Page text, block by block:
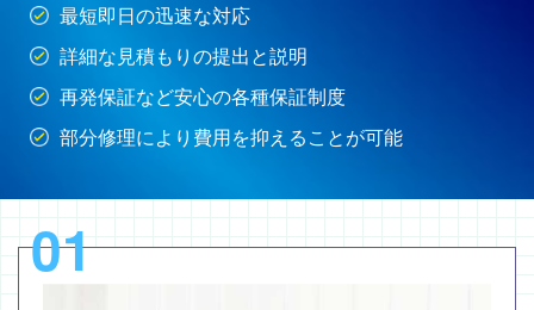
最短即日の迅速な対応
詳細な見積もりの提出と説明
再発保証など安心の各種保証制度
部分修理により費用を抑えることが可能
01